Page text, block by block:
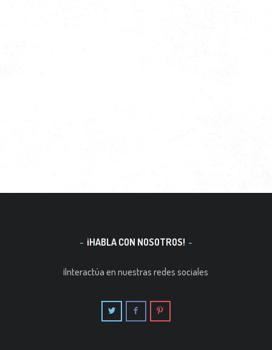
¡HABLA CON NOSOTROS!
¡Interactúa en nuestras redes sociales